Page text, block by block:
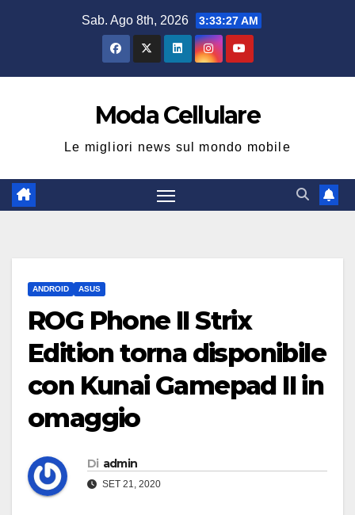
Sab. Ago 8th, 2026 3:33:28 AM
Moda Cellulare
Le migliori news sul mondo mobile
ANDROID ASUS
ROG Phone II Strix
Edition torna disponibile
con Kunai Gamepad II in
omaggio
Di admin
SET 21, 2020